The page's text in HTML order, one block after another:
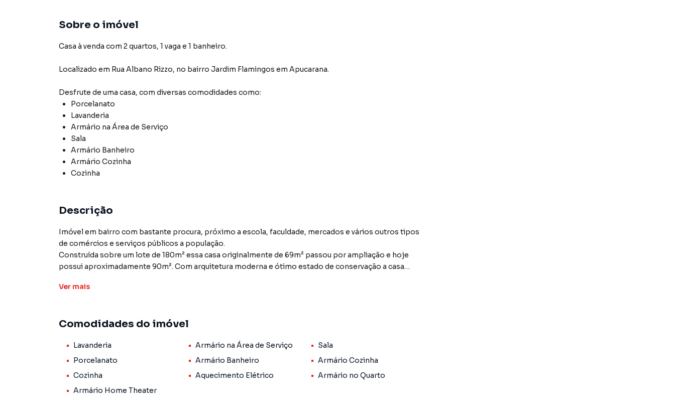
Sobre o imóvel
Casa à venda com 2 quartos, 1 vaga e 1 banheiro.
Localizado em Rua Albano Rizzo, no bairro Jardim Flamingos em Apucarana.
Desfrute de uma casa, com diversas comodidades como:
Porcelanato
Lavanderia
Armário na Área de Serviço
Sala
Armário Banheiro
Armário Cozinha
Cozinha
Descrição
Imóvel em bairro com bastante procura, próximo a escola, faculdade, mercados e vários outros tipos
de comércios e serviços públicos a população.
Construída sobre um lote de 180m² essa casa originalmente de 69m² passou por ampliação e hoje
possui aproximadamente 90m². Com arquitetura moderna e ótimo estado de conservação a casa
trava eletrônica no portão social, interfone e móveis planejados na sala, cozinha, banheiro e
Ver mais
Comodidades do imóvel
Lavanderia Armário na Área de Serviço
Sala
Porcelanato
Armário Banheiro
Armário Cozinha
Cozinha
Aquecimento Elétrico
Armário no Quarto
Armário Home Theater